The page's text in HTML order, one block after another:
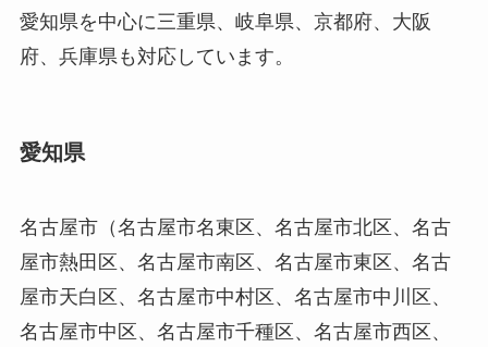
愛知県を中心に三重県、岐阜県、京都府、大阪
府、兵庫県も対応しています。
愛知県
名古屋市（名古屋市名東区、名古屋市北区、名古
屋市熱田区、名古屋市南区、名古屋市東区、名古
屋市天白区、名古屋市中村区、名古屋市中川区、
名古屋市中区、名古屋市千種区、名古屋市西区、